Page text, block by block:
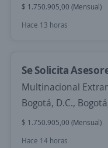
$ 1.750.905,00 (Mensual)
Hace 13 horas
Se Solicita
Multinacional
Bogotá, D.C.,
$ 1.750.905,00 (Mensual)
Hace 14 horas